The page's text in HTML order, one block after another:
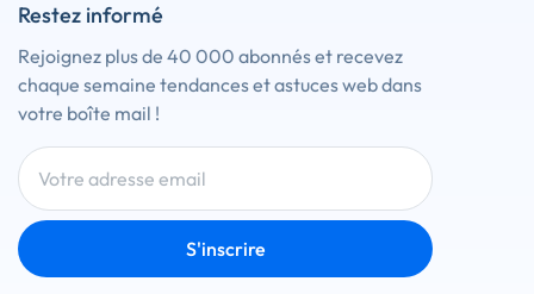
Restez informé
Rejoignez plus de 40 000 abonnés et recevez
chaque semaine tendances et astuces web dans
votre boîte mail !
S'inscrire